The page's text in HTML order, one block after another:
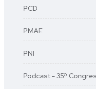
PCD
PMAE
PNI
Podcast - 35º